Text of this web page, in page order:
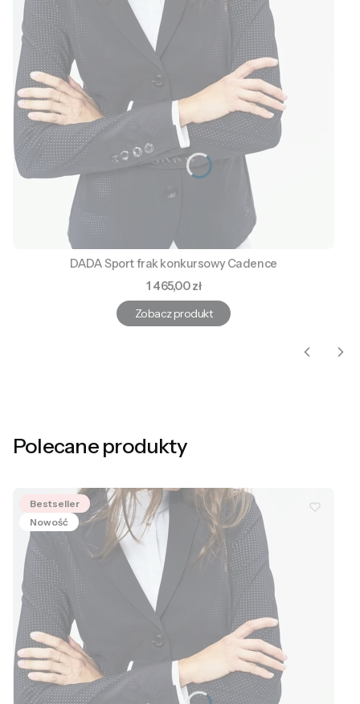
DADA Sport frak konkursowy Cadence
Cena
1 465,00 zł
Zobacz produkt
Polecane produkty
Bestseller
Nowość